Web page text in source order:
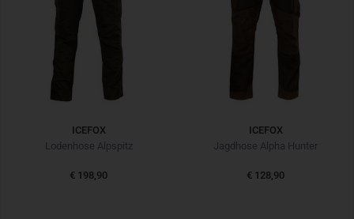
ICEFOX
Lodenhose Alpspitz
€ 198,90
ICEFOX
Jagdhose Alpha Hunter
€ 128,90